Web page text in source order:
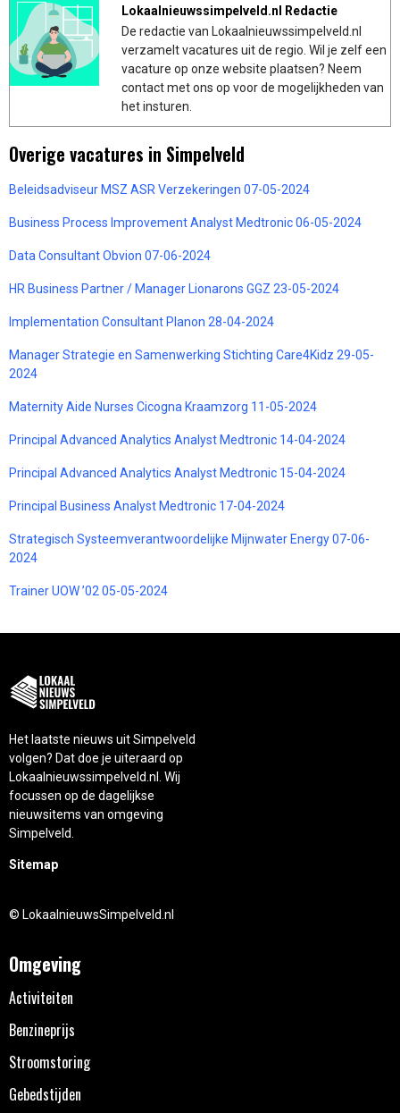
Lokaalnieuwssimpelveld.nl Redactie
De redactie van Lokaalnieuwssimpelveld.nl
verzamelt vacatures uit de regio. Wil je zelf een
vacature op onze website plaatsen? Neem
contact met ons op voor de mogelijkheden van
het insturen.
Overige vacatures in Simpelveld
Beleidsadviseur MSZ ASR Verzekeringen 07-05-2024
Business Process Improvement Analyst Medtronic 06-05-2024
Data Consultant Obvion 07-06-2024
HR Business Partner / Manager Lionarons GGZ 23-05-2024
Implementation Consultant Planon 28-04-2024
Manager Strategie en Samenwerking Stichting Care4Kidz 29-05-
2024
Maternity Aide Nurses Cicogna Kraamzorg 11-05-2024
Principal Advanced Analytics Analyst Medtronic 14-04-2024
Principal Advanced Analytics Analyst Medtronic 15-04-2024
Principal Business Analyst Medtronic 17-04-2024
Strategisch Systeemverantwoordelijke Mijnwater Energy 07-06-
2024
Trainer UOW ’02 05-05-2024
Het laatste nieuws uit Simpelveld
volgen? Dat doe je uiteraard op
Lokaalnieuwssimpelveld.nl. Wij
focussen op de dagelijkse
nieuwsitems van omgeving
Simpelveld.
Sitemap
© LokaalnieuwsSimpelveld.nl
Omgeving
Activiteiten
Benzineprijs
Stroomstoring
Gebedstijden